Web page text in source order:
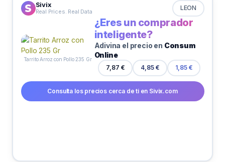
Sivix
Real Prices. Real Data LEON
Tarrito Arroz con Pollo 235 Gr
¿Eres un comprador
inteligente?
Adivina el precio en Consum
Online
7,87 € 4,85 € 1,85 €
Consulta los precios cerca de ti en Sivix.com